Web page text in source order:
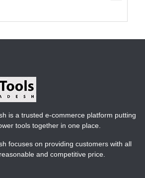
is a trusted e-commerce platform putting
tools together in one place.
focuses on providing customers with all
and competitive price.